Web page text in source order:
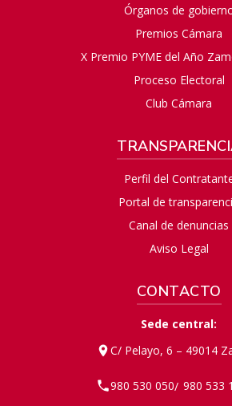
Órganos de
Premios Cámara
X Premio PYME del Año
Proceso Electoral
Club Cámara
Perfil del
Portal de
Canal de denuncias
Aviso Legal
CONTACTO
Sede central:
C/ Pelayo, 6 – 49014
980 530 050/ 980 533